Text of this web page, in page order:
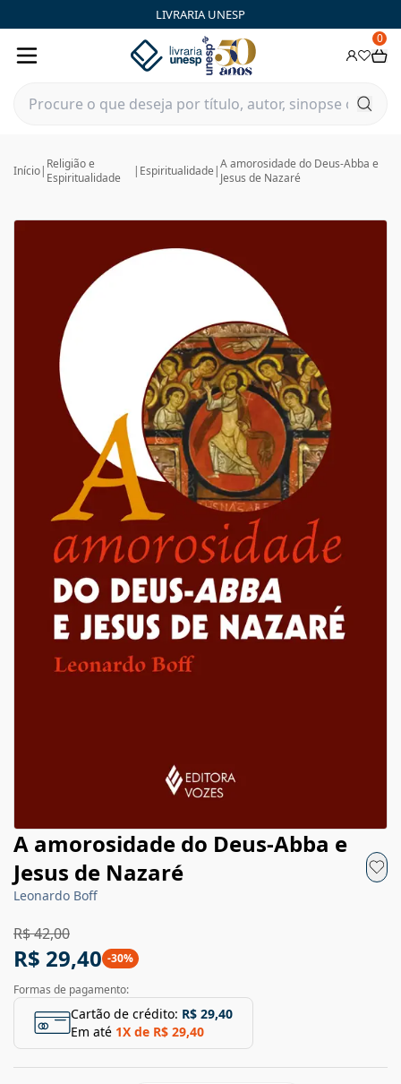
LIVRARIA UNESP
0
Início| Religião e
Espiritualidade
| Espiritualidade |A amorosidade do Deus-Abba e
Jesus de Nazaré
A amorosidade do Deus-Abba e
Jesus de Nazaré
Leonardo Boff
R$ 42,00
R$ 29,40 -30%
Formas de pagamento:
Cartão de crédito: R$ 29,40
Em até 1X de R$ 29,40